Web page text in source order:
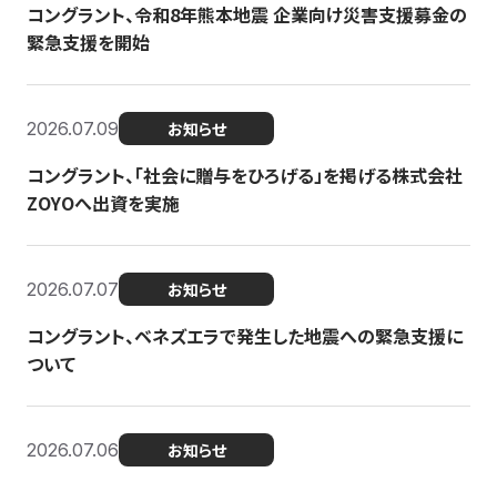
コングラント、令和8年熊本地震 企業向け災害支援募金の
緊急支援を開始
2026.07.09 お知らせ
コングラント、「社会に贈与をひろげる」を掲げる株式会社
ZOYOへ出資を実施
2026.07.07 お知らせ
コングラント、ベネズエラで発生した地震への緊急支援に
ついて
2026.07.06 お知らせ